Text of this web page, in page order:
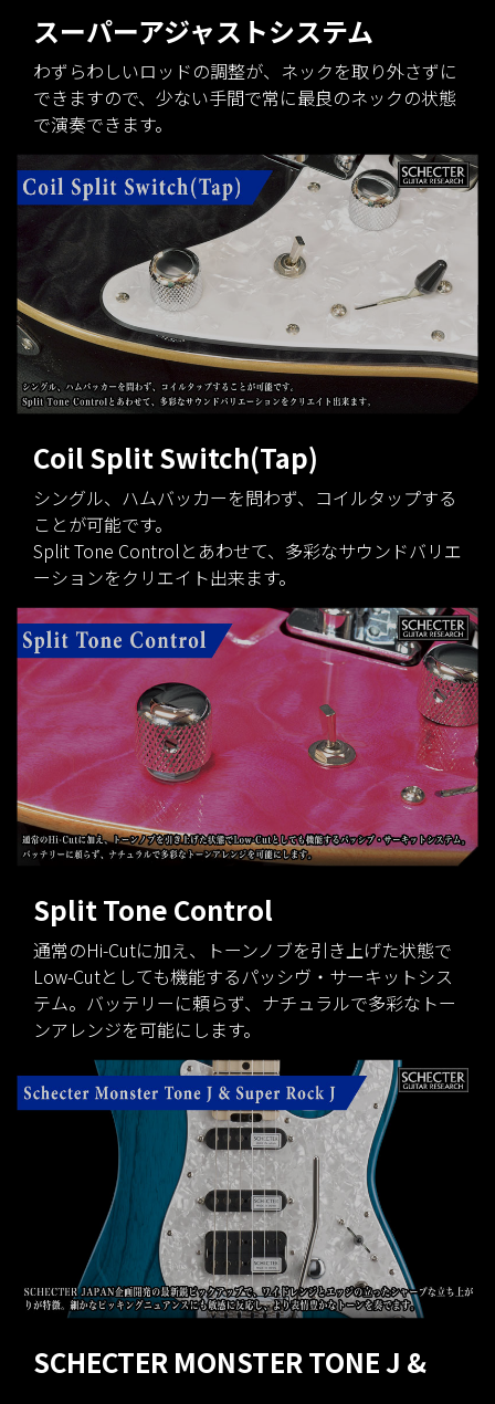
スーパーアジャストシステム
わずらわしいロッドの調整が、ネックを取り外さずに
できますので、少ない手間で常に最良のネックの状態
で演奏できます。
Coil Split Switch(Tap)
シングル、ハムバッカーを問わず、コイルタップする
ことが可能です。
Split Tone Controlとあわせて、多彩なサウンドバリエ
ーションをクリエイト出来ます。
Split Tone Control
通常のHi-Cutに加え、トーンノブを引き上げた状態で
Low-Cutとしても機能するパッシヴ・サーキットシス
テム。バッテリーに頼らず、ナチュラルで多彩なトー
ンアレンジを可能にします。
SCHECTER MONSTER TONE J &